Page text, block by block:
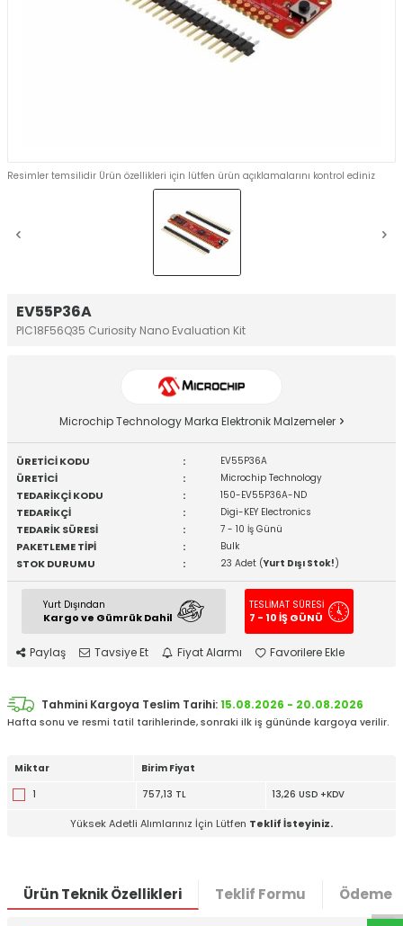
W
h
t
a
p
p
D
e
s
e
H
a
t
t
EV55P36A
PIC18F56Q35 Curiosity Nano Evaluation Kit
Resimler temsilidir Ürün özellikleri için lütfen ürün açıklamalarını kontrol ediniz
Microchip Technology Marka Elektronik Malzemeler
ÜRETİCİ KODU : EV55P36A
ÜRETİCİ : Microchip Technology
TEDARİKÇİ KODU : 150-EV55P36A-ND
TEDARİKÇİ : Digi-KEY Electronics
TEDARİK SÜRESİ : 7 - 10 İş Günü
PAKETLEME TİPİ : Bulk
STOK DURUMU : 23 Adet (Yurt Dışı Stok!)
Yurt Dışından
Kargo ve Gümrük Dahil
TESLİMAT SÜRESİ
7 - 10 İŞ GÜNÜ
Paylaş Tavsiye Et Fiyat Alarmı Favorilere Ekle
Tahmini Kargoya Teslim Tarihi:15.08.2026 - 20.08.2026
Hafta sonu ve resmi tatil tarihlerinde, sonraki ilk iş gününde kargoya verilir.
Miktar
Birim Fiyat
1
757,13 TL 13,26 USD +KDV
Yüksek Adetli Alımlarınız İçin Lütfen Teklif İsteyiniz.
Ürün Teknik Özellikleri Teklif Formu Ödeme